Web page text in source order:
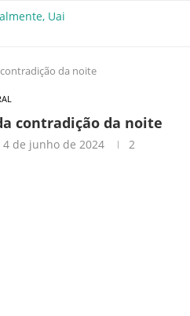
da noite
contradição da noite
4 de junho de 2024
2